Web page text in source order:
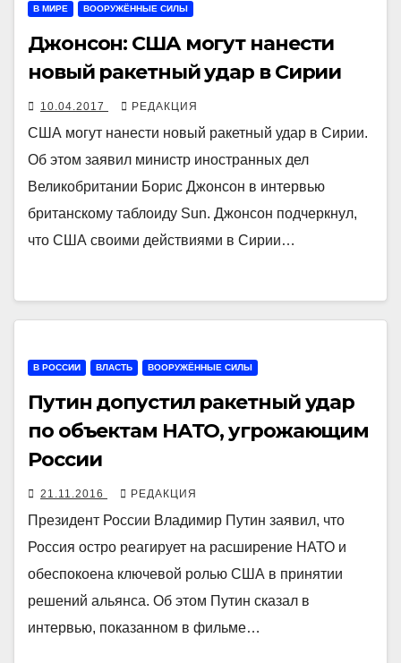
В МИРЕ ВООРУЖЁННЫЕ СИЛЫ
Джонсон: США могут нанести
новый ракетный удар в Сирии
10.04.2017 РЕДАКЦИЯ
США могут нанести новый ракетный удар в Сирии.
Об этом заявил министр иностранных дел
Великобритании Борис Джонсон в интервью
британскому таблоиду Sun. Джонсон подчеркнул,
что США своими действиями в Сирии…
В РОССИИ ВЛАСТЬ ВООРУЖЁННЫЕ СИЛЫ
Путин допустил ракетный удар
по объектам НАТО, угрожающим
России
21.11.2016 РЕДАКЦИЯ
Президент России Владимир Путин заявил, что
Россия остро реагирует на расширение НАТО и
обеспокоена ключевой ролью США в принятии
решений альянса. Об этом Путин сказал в
интервью, показанном в фильме…